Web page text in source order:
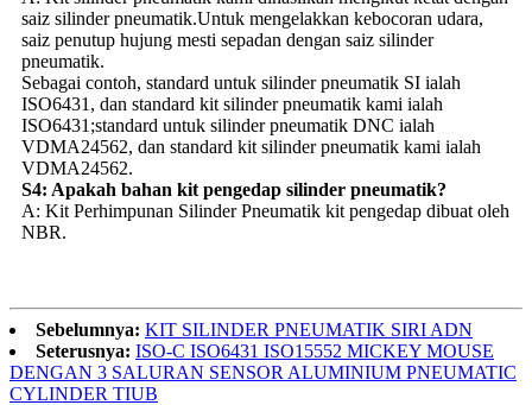
saiz silinder pneumatik.Untuk mengelakkan kebocoran udara,
saiz penutup hujung mesti sepadan dengan saiz silinder
pneumatik.
Sebagai contoh, standard untuk silinder pneumatik SI ialah
ISO6431, dan standard kit silinder pneumatik kami ialah
ISO6431;standard untuk silinder pneumatik DNC ialah
VDMA24562, dan standard kit silinder pneumatik kami ialah
VDMA24562.
S4: Apakah bahan kit pengedap silinder pneumatik?
A: Kit Perhimpunan Silinder Pneumatik kit pengedap dibuat oleh
NBR.
Sebelumnya: KIT SILINDER PNEUMATIK SIRI ADN
Seterusnya: ISO-C ISO6431 ISO15552 MICKEY MOUSE
DENGAN 3 SALURAN SENSOR ALUMINIUM PNEUMATIC
CYLINDER TIUB